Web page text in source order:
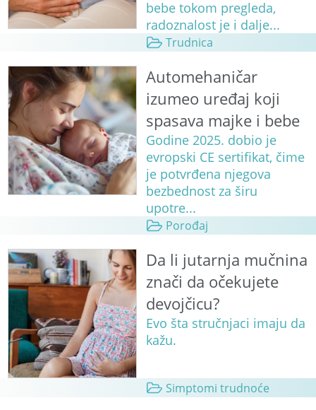
bebe tokom pregleda,
radoznalost je i dalje...
Trudnica
Automehaničar
izumeo uređaj koji
spasava majke i bebe
Godine 2025. dobio je
evropski CE sertifikat, čime
je potvrđena njegova
bezbednost za širu
upotre...
Porođaj
Da li jutarnja mučnina
znači da očekujete
devojčicu?
Evo šta stručnjaci imaju da
kažu.
Simptomi trudnoće